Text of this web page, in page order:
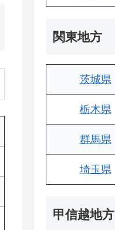
関東地方
茨城県
栃木県
群馬県
埼玉県
甲信越地方